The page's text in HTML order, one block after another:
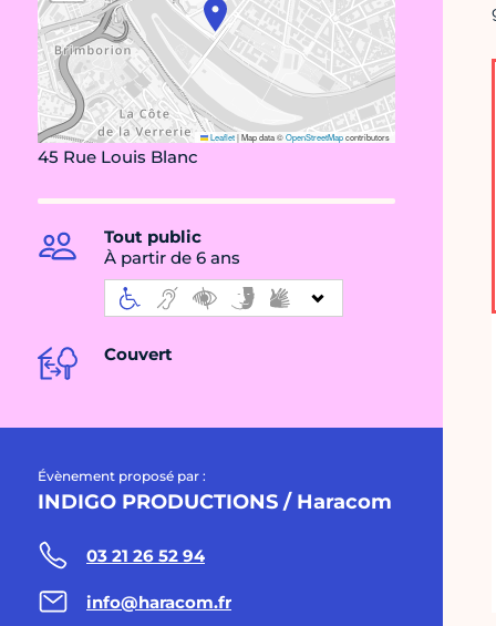
Leaflet|Map data ©OpenStreetMapcontributors
45 Rue Louis Blanc
Tout public
À partir de 6 ans
Couvert
Évènement proposé par :
INDIGO PRODUCTIONS / Haracom
03 21 26 52 94
info@haracom.fr